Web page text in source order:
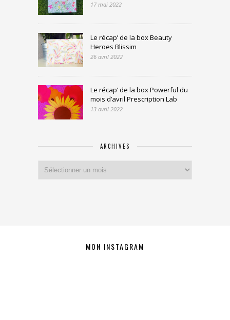
17 mai 2022
Le récap’ de la box Beauty
Heroes Blissim
26 avril 2022
Le récap’ de la box Powerful du
mois d’avril Prescription Lab
13 avril 2022
ARCHIVES
MON INSTAGRAM